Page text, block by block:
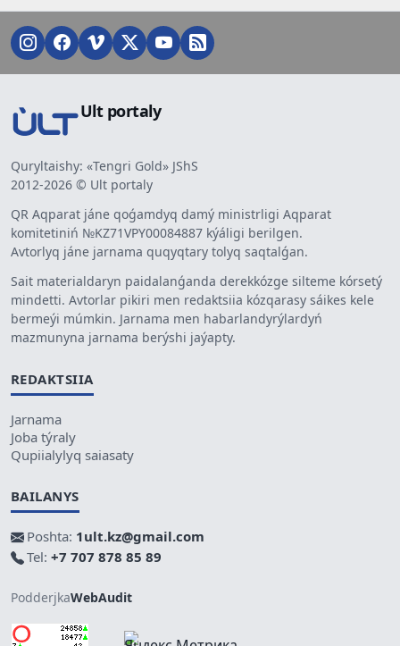
Ult portaly
Quryltaishy: «Tengri Gold» JShS
2012-2026 © Ult portaly
QR Aqparat jáne qoǵamdyq damý ministrligi Aqparat
komitetiniń №KZ71VPY00084887 kýáligi berilgen.
Avtorlyq jáne jarnama quqyqtary tolyq saqtalǵan.
Sait materialdaryn paidalanǵanda derekkózge silteme kórsetý
mindetti. Avtorlar pikiri men redaktsiia kózqarasy sáikes kele
bermeýi múmkin. Jarnama men habarlandyrýlardyń
mazmunyna jarnama berýshi jaýapty.
REDAKTSIIA
Jarnama
Joba týraly
Qupiialylyq saiasaty
BAILANYS
Poshta: 1ult.kz@gmail.com
Tel: +7 707 878 85 89
PodderjkaWebAudit